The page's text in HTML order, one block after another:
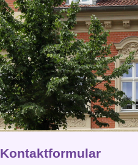
Kontaktformular